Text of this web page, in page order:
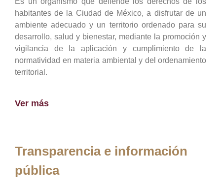
habitantes de la Ciudad de México, a disfrutar de un
ambiente adecuado y un territorio ordenado para su
desarrollo, salud y bienestar, mediante la promoción y
vigilancia de la aplicación y cumplimiento de la
normatividad en materia ambiental y del ordenamiento
territorial.
Ver más
Transparencia e información
pública